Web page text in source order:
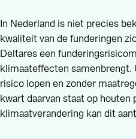
In Nederland is niet precies
kwaliteit van de funderingen
Deltares een
klimaateffecten samenbrengt.
risico lopen en zonder
kwart daarvan staat op houten
klimaatverandering kan dit